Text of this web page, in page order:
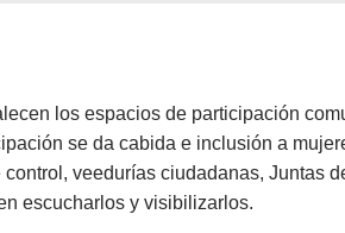
los espacios de participación
se da cabida e inclusión a
veedurías ciudadanas, Juntas
escucharlos y visibilizarlos.​